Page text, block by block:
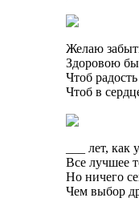
Желаю
Здоровою
Чтоб
Чтоб в
___ лет, как
Все лучшее
Но ничего
Чем выбор